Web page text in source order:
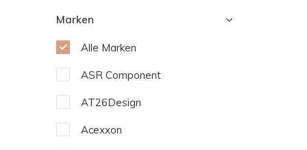
Marken
Alle Marken
ASR Component
AT26Design
Acexxon